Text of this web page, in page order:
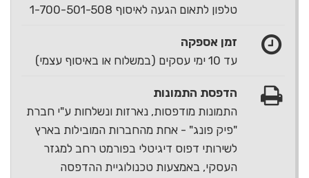
טלפון לתאום הגעה לאיסוף 1-700-501-508
זמן אספקה
עד 10 ימי עסקים (במשלוח או באיסוף עצמי)
הדפסת התמונות
התמונות מודפסות, נארזות ונשלחות ע"י חברת
"פיק פונג" - אחת מהחברות המובילות בארץ
לשירותי דפוס דיגיטלי בפורמט רחב למגזר
העסקי, באמצעות טכנולוגיית ההדפסה